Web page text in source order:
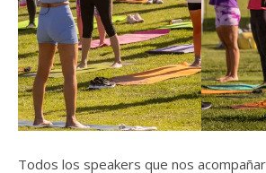
Todos los speakers que nos